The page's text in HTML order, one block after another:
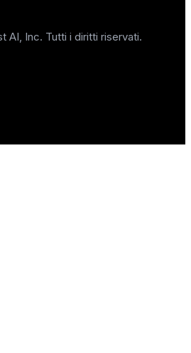
AI, Inc. Tutti i diritti riservati.